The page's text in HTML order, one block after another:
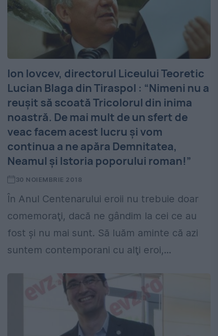
Ion Iovcev, directorul Liceului Teoretic
Lucian Blaga din Tiraspol : “Nimeni nu a
reuşit să scoată Tricolorul din inima
noastră. De mai mult de un sfert de
veac facem acest lucru şi vom
continua a ne apăra Demnitatea,
Neamul şi Istoria poporului roman!”
30 NOIEMBRIE 2018
În Anul Centenarului eroii nu trebuie doar
comemoraţi, dacă ne gândim la cei ce au
fost şi nu mai sunt. Să luăm aminte că azi
suntem contemporani cu alţi eroi,...